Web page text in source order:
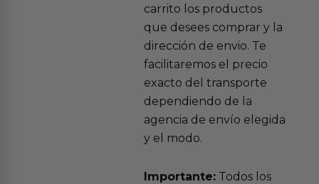
carrito los productos
que desees comprar y la
dirección de envio. Te
facilitaremos el precio
exacto del transporte
dependiendo de la
agencia de envío elegida
y el modo.
Importante:Todos los